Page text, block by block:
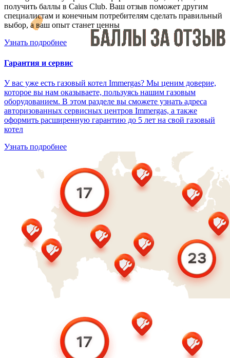
получить баллы в Caius Club. Ваш отзыв поможет другим
специалистам и конечным потребителям сделать правильный
выбор, а ваш опыт станет ценны
Узнать подробнее
Гарантия и сервис
У вас уже есть газовый котел Immergas? Мы ценим доверие,
которое вы нам оказываете, пользуясь нашим газовым
оборудованием. В этом разделе вы сможете узнать адреса
авторизованных сервисных центров Immergas, а также
оформить расширенную гарантию до 5 лет на свой газовый
котел
Узнать подробнее